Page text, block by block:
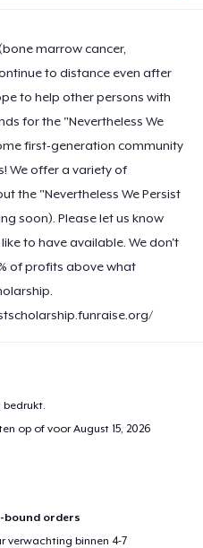
marrow cancer,
to distance even after
to help other persons with
for the "Nevertheless We
first-generation community
We offer a variety of
the "Nevertheless We Persist
soon). Please let us know
to have available. We don't
of profits above what
bedrukt.
op of voorAugust 15, 2026
bound orders
verwachting binnen 4-7